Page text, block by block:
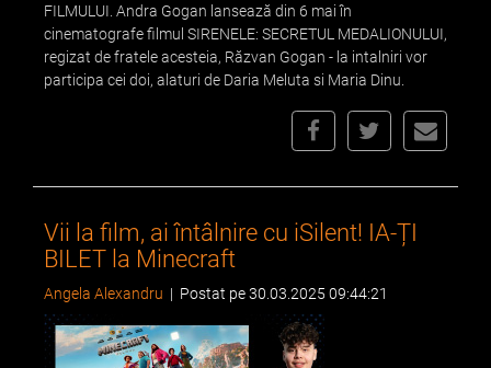
FILMULUI. Andra Gogan lansează din 6 mai în
cinematografe filmul SIRENELE: SECRETUL MEDALIONULUI,
regizat de fratele acesteia, Răzvan Gogan - la intalniri vor
participa cei doi, alaturi de Daria Meluta si Maria Dinu.
Vii la film, ai întâlnire cu iSilent! IA-ȚI
BILET la Minecraft
Angela Alexandru | Postat pe 30.03.2025 09:44:21